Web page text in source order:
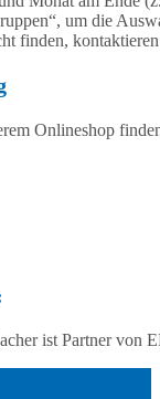
um die
finden,
Onlineshop